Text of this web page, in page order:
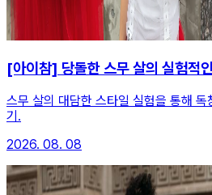
[아이참] 당돌한 스무 살의 실험적
스무 살의 대담한 스타일 실험을 통해
기.
2026. 08. 08